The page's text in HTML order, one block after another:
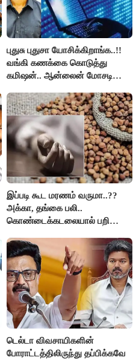
புதுசு புதுசா யோசிக்கிறாங்க..!!
வங்கி கணக்கை கொடுத்து
கமிஷன்.. ஆன்லைன் மோசடி
கைது..!!
இப்படி கூட மரணம் வருமா..??
அக்கா, தங்கை பலி..
கொண்டைக்கடலையால் பறிபோன
டெல்டா விவசாயிகளின்
போராட்டத்திலிருந்து தப்பிக்கவே